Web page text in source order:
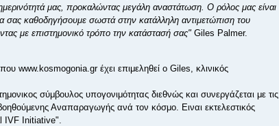
μας, προκαλώντας μεγάλη αναστάτωση. Ο ρόλος μας είναι
σας καθοδηγήσουμε σωστά στην κατάλληλη αντιμετώπιση του
με επιστημονικό τρόπο την κατάστασή σας" Giles Palmer.
www.kosmogonia.gr έχει επιμεληθεί ο Giles, κλινικός
σύμβουλος υπογονιμότητας διεθνώς και συνεργάζεται με τις
Αναπαραγωγής ανά τον κόσμο. Ειναι εκτελεστικός
IVF Initiative".